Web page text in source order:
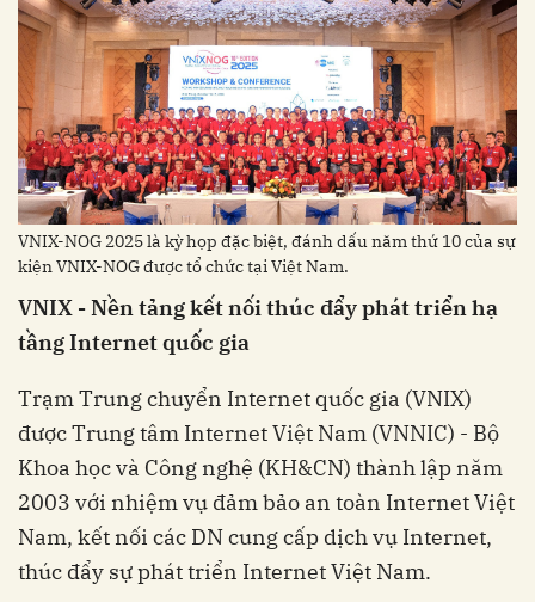
VNIX-NOG 2025 là kỳ họp đặc biệt, đánh dấu năm thứ 10 của sự
kiện VNIX-NOG được tổ chức tại Việt Nam.
VNIX - Nền tảng kết nối thúc đẩy phát triển hạ
tầng Internet quốc gia
Trạm Trung chuyển Internet quốc gia (VNIX)
được Trung tâm Internet Việt Nam (VNNIC) - Bộ
Khoa học và Công nghệ (KH&CN) thành lập năm
2003 với nhiệm vụ đảm bảo an toàn Internet Việt
Nam, kết nối các DN cung cấp dịch vụ Internet,
thúc đẩy sự phát triển Internet Việt Nam.